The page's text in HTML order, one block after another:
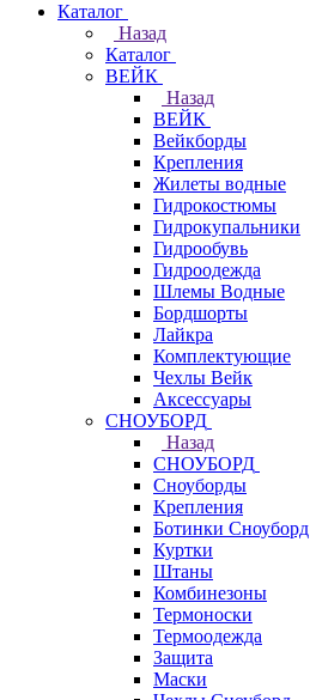
Каталог
Назад
Каталог
ВЕЙК
Назад
ВЕЙК
Вейкборды
Крепления
Жилеты водные
Гидрокостюмы
Гидрокупальники
Гидрообувь
Гидроодежда
Шлемы Водные
Бордшорты
Лайкра
Комплектующие
Чехлы Вейк
Аксессуары
СНОУБОРД
Назад
СНОУБОРД
Сноуборды
Крепления
Ботинки Сноуборд
Куртки
Штаны
Комбинезоны
Термоноски
Термоодежда
Защита
Маски